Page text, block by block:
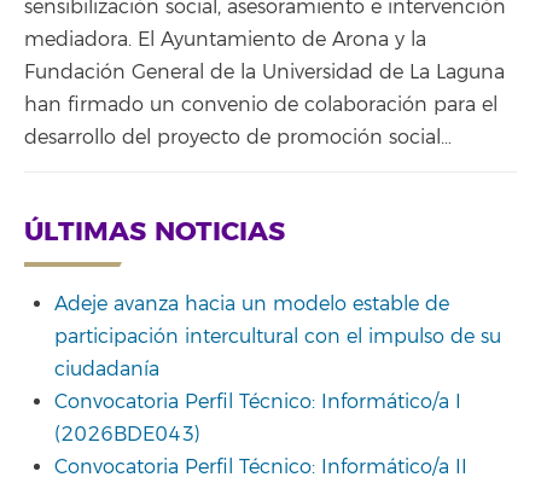
sensibilización social, asesoramiento e intervención
mediadora. El Ayuntamiento de Arona y la
Fundación General de la Universidad de La Laguna
han firmado un convenio de colaboración para el
desarrollo del proyecto de promoción social…
ÚLTIMAS NOTICIAS
Adeje avanza hacia un modelo estable de
participación intercultural con el impulso de su
ciudadanía
Convocatoria Perfil Técnico: Informático/a I
(2026BDE043)
Convocatoria Perfil Técnico: Informático/a II